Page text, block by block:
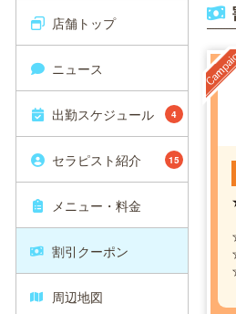
店舗トップ
ニュース
出勤スケジュール 4
セラピスト紹介 15
メニュー・料金
割引クーポン
周辺地図